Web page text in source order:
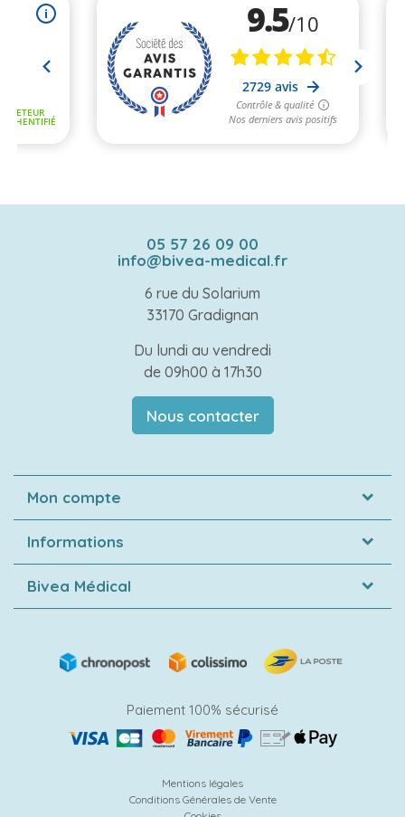
05 57 26 09 00
info@bivea-medical.fr
6 rue du Solarium
33170 Gradignan
Du lundi au vendredi
de 09h00 à 17h30
Nous contacter
Mon compte
Informations
Bivea Médical
Paiement 100% sécurisé
Mentions légales
Conditions Générales de Vente